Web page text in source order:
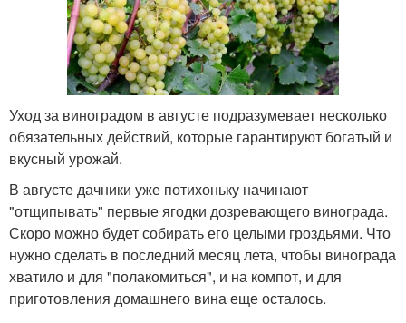
Уход за виноградом в августе подразумевает несколько
обязательных действий, которые гарантируют богатый и
вкусный урожай.
В августе дачники уже потихоньку начинают
"отщипывать" первые ягодки дозревающего винограда.
Скоро можно будет собирать его целыми гроздьями. Что
нужно сделать в последний месяц лета, чтобы винограда
хватило и для "полакомиться", и на компот, и для
приготовления домашнего вина еще осталось.